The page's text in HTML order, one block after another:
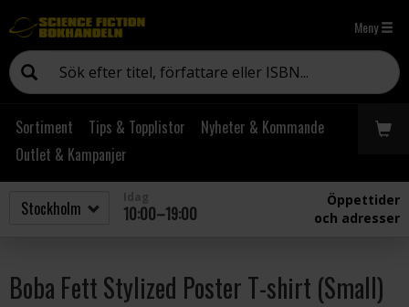
Meny
Sortiment Tips & Topplistor
Nyheter & Kommande
Outlet & Kampanjer
10:00–19:00
Öppettider
och adresser
Boba Fett Stylized Poster T-shirt (Small)